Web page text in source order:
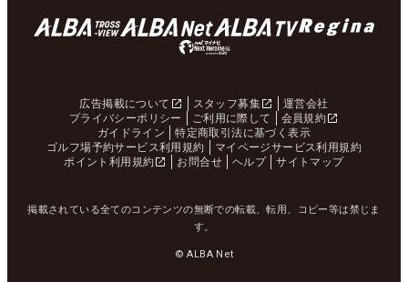
広告掲載について スタッフ募集
運営会社
プライバシーポリシー
ご利用に際して
会員規約
ガイドライン
特定商取引法に基づく表示
ゴルフ場予約サービス利用規約
マイページサービス利用規約
ポイント利用規約
お問合せ ヘルプ サイトマップ
掲載されている全てのコンテンツの無断での転載、転用、コピー等は禁じま
す。
© ALBA Net